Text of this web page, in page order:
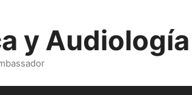
y Audiología